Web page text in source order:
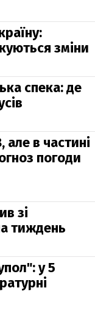
зміни
спека: де
але в частині
погоди
зі
тиждень
у 5